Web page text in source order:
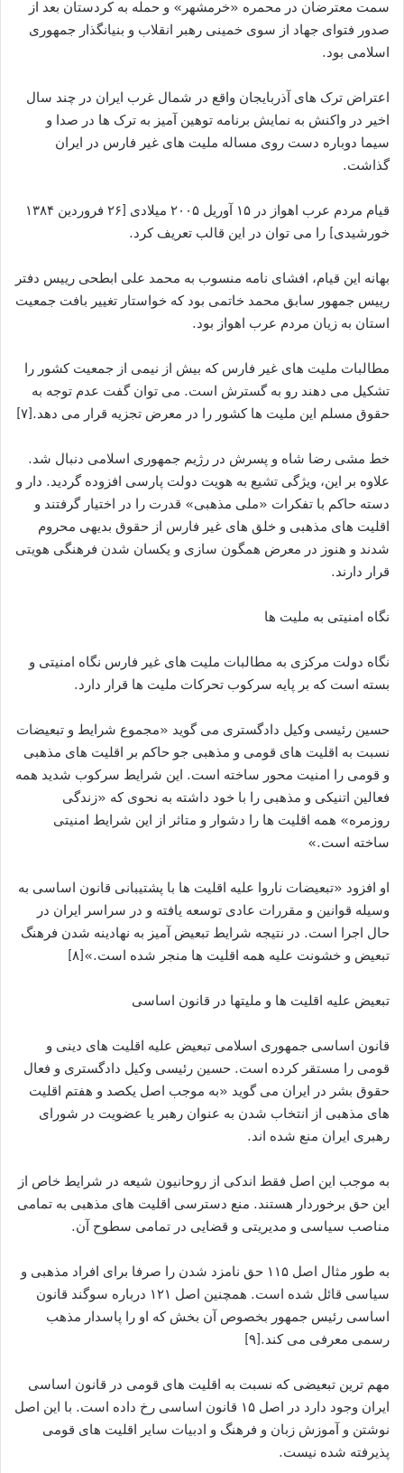
سمت معترضان در محمره «خرمشهر» و حمله به کردستان بعد از
صدور فتوای جهاد از سوی خمینی رهبر انقلاب و بنیانگذار جمهوری
اسلامی بود.
اعتراض ترک های آذربایجان واقع در شمال غرب ایران در چند سال
اخیر در واکنش به نمایش برنامه توهین آمیز به ترک ها در صدا و
سیما دوباره دست روی مساله ملیت های غیر فارس در ایران
گذاشت.
قیام مردم عرب اهواز در ۱۵ آوریل ۲۰۰۵ میلادی [۲۶ فروردین ۱۳۸۴
خورشیدی] را می توان در این قالب تعریف کرد.
بهانه این قیام، افشای نامه منسوب به محمد علی ابطحی رییس دفتر
رییس جمهور سابق محمد خاتمی بود که خواستار تغییر بافت جمعیت
استان به زیان مردم عرب اهواز بود.
مطالبات ملیت های غیر فارس که بیش از نیمی از جمعیت کشور را
تشکیل می دهند رو به گسترش است. می توان گفت عدم توجه به
حقوق مسلم این ملیت ها کشور را در معرض تجزیه قرار می دهد.‌[۷]
خط مشی رضا شاه و پسرش در رژیم جمهوری اسلامی دنبال شد.
علاوه بر این، ویژگی تشیع به هویت دولت پارسی افزوده گردید. دار و
دسته حاکم با تفکرات «ملی مذهبی» قدرت را در اختیار گرفتند و
اقلیت های مذهبی و خلق های غیر فارس از حقوق بدیهی محروم
شدند و هنوز در معرض همگون سازی و یکسان شدن فرهنگی هویتی
قرار دارند.
نگاه امنیتی به ملیت ها
نگاه دولت مرکزی به مطالبات ملیت های غیر فارس نگاه امنیتی و
بسته است که بر پایه سرکوب تحرکات ملیت ها قرار دارد.
حسین رئیسی وکیل دادگستری می گوید «مجموع شرایط و تبعیضات
نسبت به اقلیت های قومی و مذهبی جو حاکم بر اقلیت های مذهبی
و قومی را امنیت محور ساخته است. این شرایط سرکوب شدید همه
فعالین اتنیکی و مذهبی را با خود داشته به نحوی که «زندگی
روزمره» همه اقلیت ها را دشوار و متاثر از این شرایط امنیتی
ساخته است.»
او افزود «تبعیضات ناروا علیه اقلیت ها با پشتیبانی قانون اساسی به
وسیله قوانین و مقررات عادی توسعه یافته و در سراسر ایران در
حال اجرا است. در نتیجه شرایط تبعیض آمیز به نهادینه شدن فرهنگ
تبعیض و خشونت علیه همه اقلیت ها منجر شده است.»[۸]
تبعیض علیه اقلیت ها و ملیتها در قانون اساسی
قانون اساسی جمهوری اسلامی تبعیض علیه اقلیت های دینی و
قومی را مستقر کرده است. حسین رئیسی وکیل دادگستری و فعال
حقوق بشر در ایران می گوید «به موجب اصل یکصد و هفتم اقلیت
های مذهبی از انتخاب شدن به عنوان رهبر یا عضویت در شورای
رهبری ایران منع شده اند.
به موجب این اصل فقط اندکی از روحانیون شیعه در شرایط خاص از
این حق برخوردار هستند. منع دسترسی اقلیت های مذهبی به تمامی
مناصب سیاسی و مدیریتی و قضایی در تمامی سطوح آن.
به طور مثال اصل ۱۱۵ حق نامزد شدن را صرفا برای افراد مذهبی و
سیاسی قائل شده است. همچنین اصل ۱۲۱ درباره سوگند قانون
اساسی رئیس جمهور بخصوص آن بخش که او را پاسدار مذهب
رسمی معرفی می کند.[۹]
مهم ترین تبعیضی که نسبت به اقلیت های قومی در قانون اساسی
ایران وجود دارد در اصل ۱۵ قانون اساسی رخ داده است. با این اصل
نوشتن و آموزش زبان و فرهنگ و ادبیات سایر اقلیت های قومی
پذیرفته شده نیست.